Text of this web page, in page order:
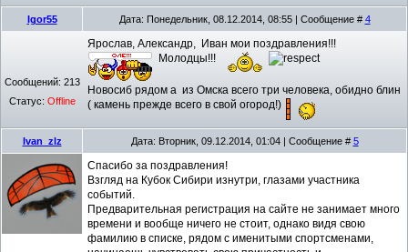
Igor55 Дата: Понедельник, 08.12.2014, 08:55 | Сообщение # 4
Сообщений: 213
Статус: Offline
Ярослав, Александр, Иван мои поздравления!!!
Молодцы!!!
Новосиб рядом а из Омска всего три человека, обидно блин
( камень прежде всего в свой огород!)
Ivan_zlz Дата: Вторник, 09.12.2014, 01:04 | Сообщение # 5
Спасибо за поздравления!
Взгляд на Кубок Сибири изнутри, глазами участника
событий.
Предварительная регистрация на сайте не занимает много
времени и вообще ничего не стоит, однако видя свою
фамилию в списке, рядом с именитыми спортсменами,